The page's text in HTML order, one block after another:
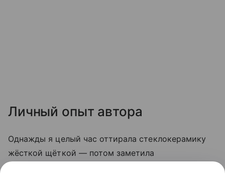
Личный опыт автора
Однажды я целый час оттирала стеклокерамику
жёсткой щёткой — потом заметила